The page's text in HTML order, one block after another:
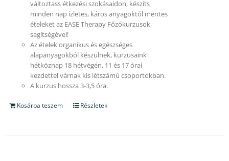
változtass étkezési szokásaidon, készíts
minden nap ízletes, káros anyagoktól mentes
ételeket az EASE Therapy Főzőkurzusok
segítségével!
Az ételek organikus és egészséges
alapanyagokból készülnek, kurzusaink
hétköznap 18 hétvégén, 11 és 17 órai
kezdettel várnak kis létszámú csoportokban.
A kurzus hossza 3-3,5 óra.
Kosárba teszem Részletek